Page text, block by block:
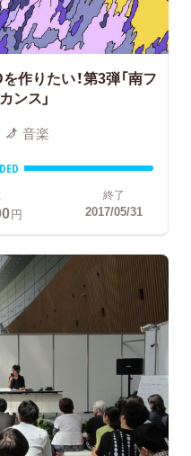
作りたい！第3弾「南フ
ンス」
音楽
円
終了
2017/05/31